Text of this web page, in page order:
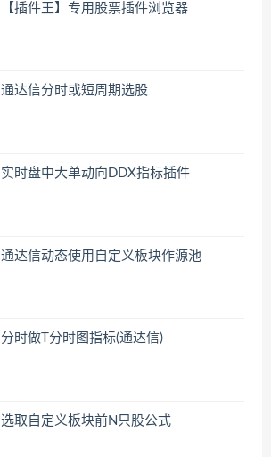
【插件王】专用股票插件浏览器
通达信分时或短周期选股
实时盘中大单动向DDX指标插件
通达信动态使用自定义板块作源池
分时做T分时图指标(通达信)
选取自定义板块前N只股公式